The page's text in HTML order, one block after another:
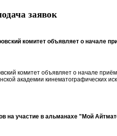
заявок
комитет объявляет о начале
комитет объявляет о начале
академии кинематографических
на участие в альманахе "Мой